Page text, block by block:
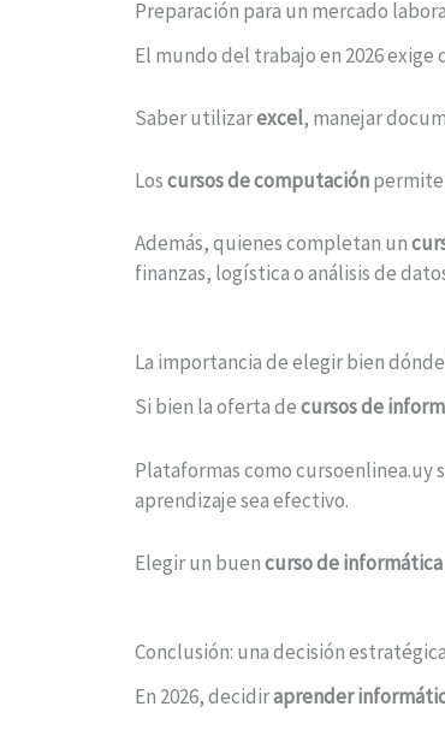
Preparación para un mercado
El mundo del trabajo en 2026
Saber utilizarexcel, manejar
Loscursos de computación
Además, quienes completan un
finanzas, logística o análisis de
La importancia de elegir bien
Si bien la oferta decursos de
Plataformas como cursoenlinea.uy
aprendizaje sea efectivo.
Elegir un buencurso de informática
Conclusión: una decisión
En 2026, decidiraprender